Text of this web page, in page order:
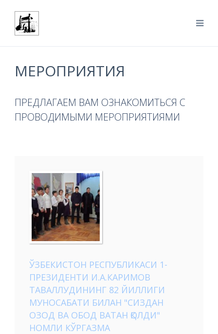
МЕРОПРИЯТИЯ
ПРЕДЛАГАЕМ ВАМ ОЗНАКОМИТЬСЯ С
ПРОВОДИМЫМИ МЕРОПРИЯТИЯМИ
ЎЗБЕКИСТОН РЕСПУБЛИКАСИ 1-
ПРЕЗИДЕНТИ И.А.КАРИМОВ
ТАВАЛЛУДИНИНГ 82 ЙИЛЛИГИ
МУНОСАБАТИ БИЛАН "СИЗДАН
ОЗОД ВА ОБОД ВАТАН ҚОЛДИ"
НОМЛИ КЎРГАЗМА